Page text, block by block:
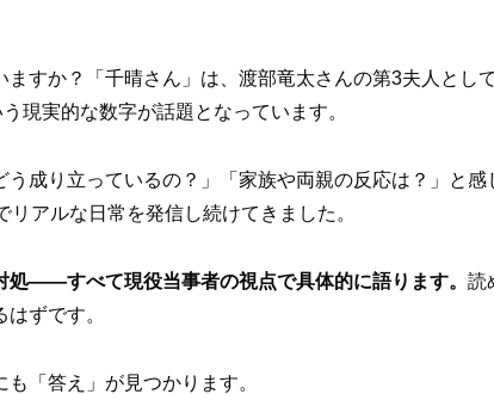
すか？「千晴さん」は、渡部竜太さんの第3夫人と
現実的な数字が話題となっています。
成り立っているの？」「家族や両親の反応は？」と
アルな日常を発信し続けてきました。
処――すべて現役当事者の視点で具体的に語ります。 読
ずです。
「答え」が見つかります。